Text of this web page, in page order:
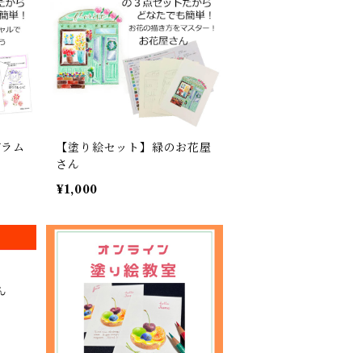
ム
【塗り絵セット】緑のお花屋
さん
¥1,000